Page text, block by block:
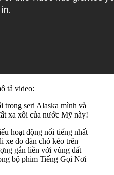
tả video:
trong seri Alaska mình và
xa xôi của nước Mỹ này!
hoạt động nổi tiếng nhất
xe do đàn chó kéo trên
gắn liền với vùng đất
bộ phim Tiếng Gọi Nơi